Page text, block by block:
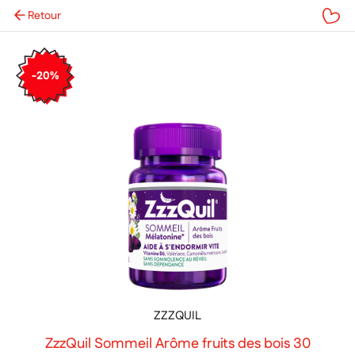
Retour
ZZZQUIL
ZzzQuil Sommeil Arôme fruits des bois 30
-20%